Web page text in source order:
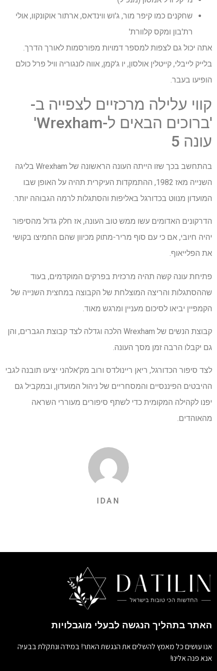
שחקנים כמו קיפר מור, ג'וש ווינדאס, ארתור אוקונקוו, אולי
רת'בון ומקס קלוורת'
אתה יכול גם לצפות למספר דמויות מפורסמות לאורך הדרך.
בלייק לייבלי, קייטלין אולסון, יו ג'קמן, אווה לונגוריה וויל פרל כולם
הופיעו בעבר.
קווי עלילה מרכזיים לצפייה ב-
'ברוכים הבאים ל-Wrexham'
עונה 5
בהתחשב בכך שזו הייתה העונה הראשונה של Wrexham בליגה
השנייה מאז 1982, ההתמקדות העיקרית תהיה על האופן שבו
המועדון מנווט בכדורגל באליפות והסתגלות לרמה הגבוהה יותר.
הדרקונים האדומים עשו ממש טוב העונה, אז חלק גדול מהסיפור
יהיה חיובי, אם כי עם סוף מריר-מתוק מכיוון שהם החמיצו בקושי
את הפלייאוף.
פתיחת עונה קשה תהיה מרכזית בפרקים המוקדמים, בעוד
שההסתגלות והריצה המוצלחת של הקבוצה במחצית השנייה של
הקמפיין יביאו לסיכום מעניין ומרגש מאוד.
קבוצת הנשים של Wrexham הלכה וגדלה לצד קבוצת הגברים, והן
גם יקבלו הרבה זמן מסך העונה.
לצד סיפור הכדורגל, ריאן ריינולדס ורוב מק'אלהני יציעו תובנה לגבי
ההיבטים הפיננסיים והמסחריים של ניהול המועדון, ובמקביל גם
יפנו לקהילה המקומית כדי לשתף סיפורים מעוררי השראה
מהאוהדים.
IDAN
האתר בתהליך הנגשה לבעלי מוגבלויות
אנו עושים כל מאמץ להשלים את הנגשת האתר! במידה ונתקלת בבעיה
אנא פנה אלינו!